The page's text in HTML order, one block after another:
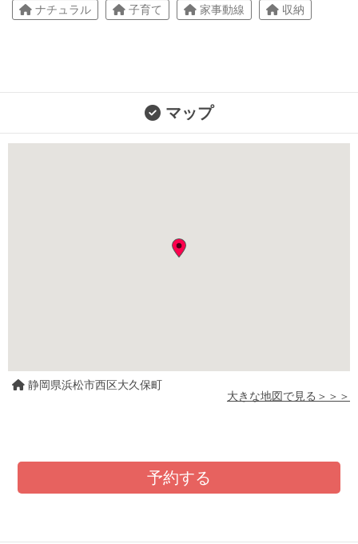
ナチュラル 子育て 家事動線 収納
マップ
静岡県浜松市西区大久保町
大きな地図で見る＞＞＞
予約する